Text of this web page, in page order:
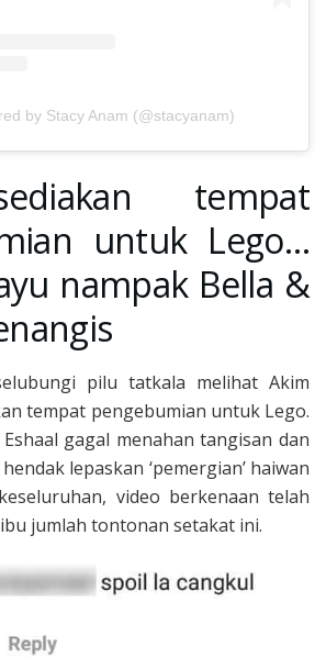
by Stacy Anam (@stacyanam)
tempat
untuk Lego…
nampak Bella &
pilu tatkala melihat Akim
tempat pengebumian untuk Lego.
gagal menahan tangisan dan
lepaskan ‘pemergian’ haiwan
video berkenaan telah
jumlah tontonan setakat ini.